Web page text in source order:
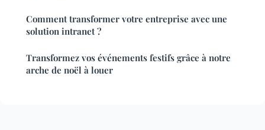
Comment transformer votre entreprise avec une
solution intranet ?
Transformez vos événements festifs grâce à notre
arche de noël à louer